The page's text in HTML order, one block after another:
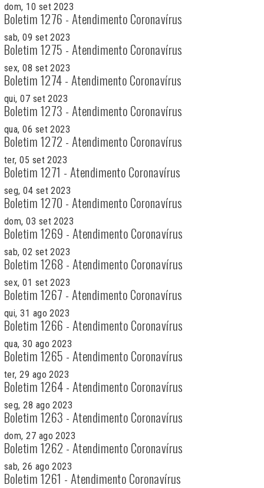
dom, 10 set 2023
Boletim 1276 - Atendimento Coronavírus
sab, 09 set 2023
Boletim 1275 - Atendimento Coronavírus
sex, 08 set 2023
Boletim 1274 - Atendimento Coronavírus
qui, 07 set 2023
Boletim 1273 - Atendimento Coronavírus
qua, 06 set 2023
Boletim 1272 - Atendimento Coronavírus
ter, 05 set 2023
Boletim 1271 - Atendimento Coronavírus
seg, 04 set 2023
Boletim 1270 - Atendimento Coronavírus
dom, 03 set 2023
Boletim 1269 - Atendimento Coronavírus
sab, 02 set 2023
Boletim 1268 - Atendimento Coronavírus
sex, 01 set 2023
Boletim 1267 - Atendimento Coronavírus
qui, 31 ago 2023
Boletim 1266 - Atendimento Coronavírus
qua, 30 ago 2023
Boletim 1265 - Atendimento Coronavírus
ter, 29 ago 2023
Boletim 1264 - Atendimento Coronavírus
seg, 28 ago 2023
Boletim 1263 - Atendimento Coronavírus
dom, 27 ago 2023
Boletim 1262 - Atendimento Coronavírus
sab, 26 ago 2023
Boletim 1261 - Atendimento Coronavírus